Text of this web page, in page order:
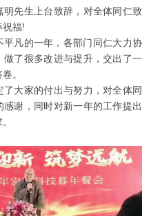
先生上台致辞，对全体同仁致
祝福!
凡的一年，各部门同仁大力协
做了很多改进与提升，交出了一
。
大家的付出与努力，对全体同
感谢，同时对新一年的工作提出